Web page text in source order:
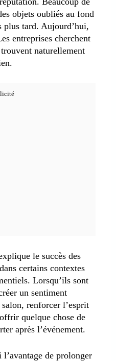
objets oubliés au fond
plus tard. Aujourd’hui,
entreprises cherchent
naturellement
le succès des
dans certains contextes
Lorsqu’ils sont
un sentiment
salon, renforcer l’esprit
quelque chose de
après l’événement.
de prolonger